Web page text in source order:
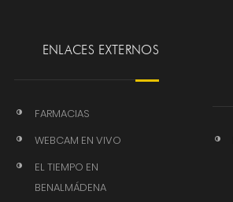
ENLACES EXTERNOS
FARMACIAS
WEBCAM EN VIVO
EL TIEMPO EN
BENALMÁDENA